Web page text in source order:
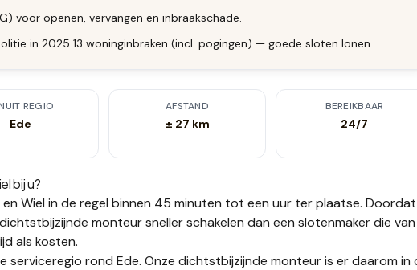
voor openen, vervangen en inbraakschade.
in 2025 13 woninginbraken (incl. pogingen) — goede sloten lonen.
REGIO
Ede
AFSTAND
± 27 km
BEREIKBAAR
24/7
bij u?
Wiel in de regel binnen 45 minuten tot een uur ter plaatse. Doordat
monteur sneller schakelen dan een slotenmaker die van
als kosten.
serviceregio rond Ede. Onze dichtstbijzijnde monteur is er daarom in